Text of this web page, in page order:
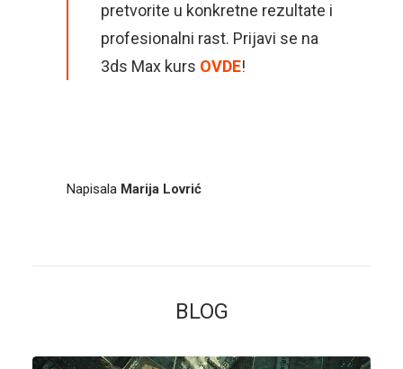
pretvorite u konkretne rezultate i
profesionalni rast. Prijavi se na
3ds Max kurs OVDE!
Napisala Marija Lovrić
BLOG